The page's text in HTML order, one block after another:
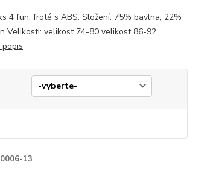
4 fun, froté s ABS. Složení: 75% bavlna, 22%
Velikosti: velikost 74-80 velikost 86-92
13